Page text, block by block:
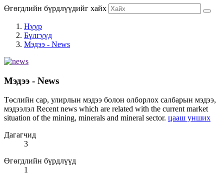
Өгөгдлийн бүрдлүүдийг хайх
Нүүр
Бүлгүүд
Мэдээ - News
Мэдээ - News
Төслийн сар, улирлын мэдээ болон олборлох салбарын мэдээ,
мэдээлэл Recent news which are related with the current market
situation of the mining, minerals and mineral sector. цааш унших
Дагагчид
3
Өгөгдлийн бүрдлүүд
1